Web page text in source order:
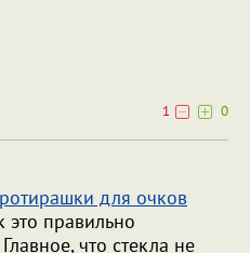
1
0
для очков
это правильно
что стекла не